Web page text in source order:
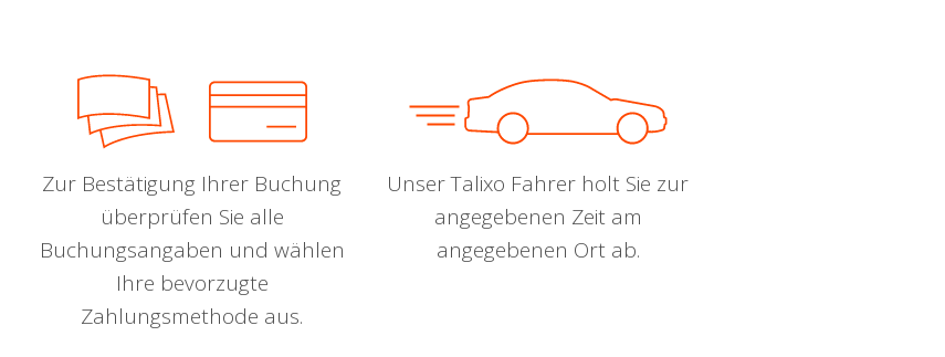
Zur Bestätigung Ihrer Buchung
überprüfen Sie alle
Buchungsangaben und wählen
Ihre bevorzugte
Zahlungsmethode aus.
Unser Talixo Fahrer holt Sie zur
angegebenen Zeit am
angegebenen Ort ab.